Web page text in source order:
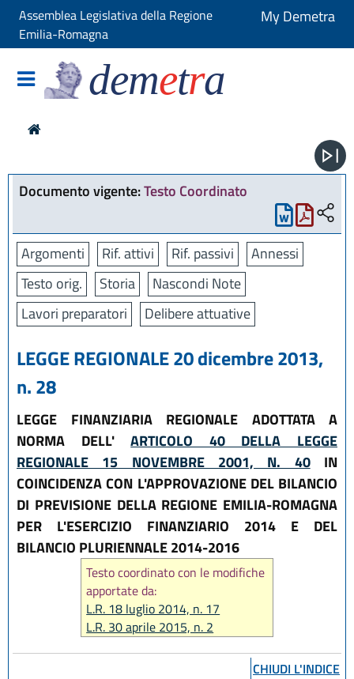
Assemblea Legislativa della Regione
Emilia-Romagna
My Demetra
demetra
Documento vigente:Testo Coordinato
Argomenti Rif. attivi Rif. passivi
Annessi
Testo orig.
Storia
Nascondi Note
Lavori preparatori
Delibere attuative
LEGGE REGIONALE 20 dicembre 2013,
n. 28
LEGGE FINANZIARIA REGIONALE ADOTTATA A
NORMA DELL'ARTICOLO 40 DELLA LEGGE
REGIONALE 15 NOVEMBRE 2001, N. 40IN
COINCIDENZA CON L'APPROVAZIONE DEL BILANCIO
DI PREVISIONE DELLA REGIONE EMILIA-ROMAGNA
PER L'ESERCIZIO FINANZIARIO 2014 E DEL
BILANCIO PLURIENNALE 2014-2016
Testo coordinato con le modifiche
apportate da:
L.R. 18 luglio 2014, n. 17
L.R. 30 aprile 2015, n. 2
CHIUDI L'INDICE